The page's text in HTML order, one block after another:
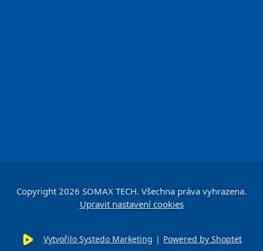
Vytvořilo Systedo Marketing | Powered by Shoptet
Copyright 2026 SOMAX TECH. Všechna práva vyhrazena.
Upravit nastavení cookies